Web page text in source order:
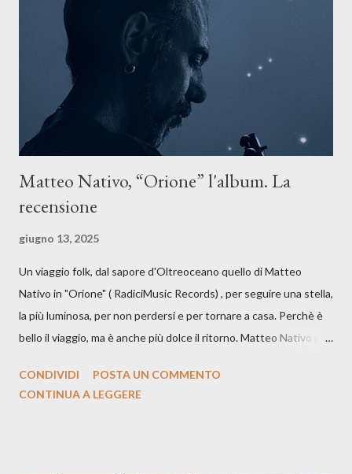
forma di assoluzione, nel vivere e nel suonare, nel trovare respiro
anche quando l’aria sembra farsi più densa. Il brano è anche una
dichiarazione d’intenti: Cico Messina apre il suo nuovo percorso
artistico con una composizi...
Matteo Nativo, “Orione” l'album. La
recensione
giugno 13, 2025
Un viaggio folk, dal sapore d'Oltreoceano quello di Matteo
Nativo in "Orione" ( RadiciMusic Records) , per seguire una stella,
la più luminosa, per non perdersi e per tornare a casa. Perchè è
bello il viaggio, ma è anche più dolce il ritorno. Matteo Nativo per
indubbiamente matura e consapevole oltre che con ottimi
CONDIVIDI
POSTA UN COMMENTO
CONTINUA A LEGGERE